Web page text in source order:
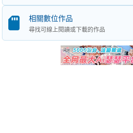
相關數位作品
尋找可線上閱讀或下載的作品